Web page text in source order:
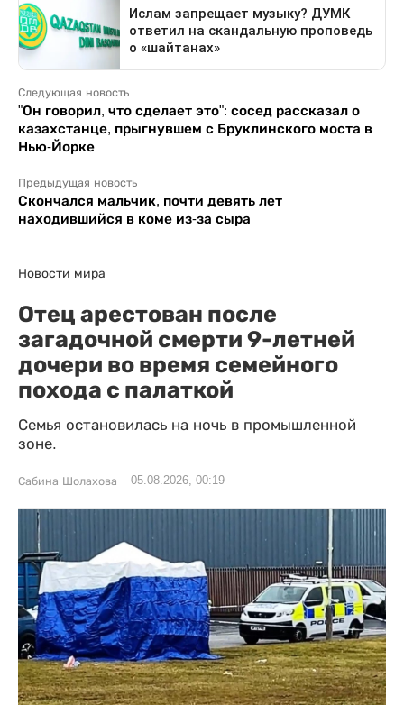
Следующая новость
"Он говорил, что сделает это": сосед рассказал о
казахстанце, прыгнувшем с Бруклинского моста в
Нью-Йорке
Предыдущая новость
Скончался мальчик, почти девять лет
находившийся в коме из-за сыра
Новости мира
Отец арестован после
загадочной смерти 9-летней
дочери во время семейного
похода с палаткой
Семья остановилась на ночь в промышленной
зоне.
Сабина Шолахова 05.08.2026, 00:19